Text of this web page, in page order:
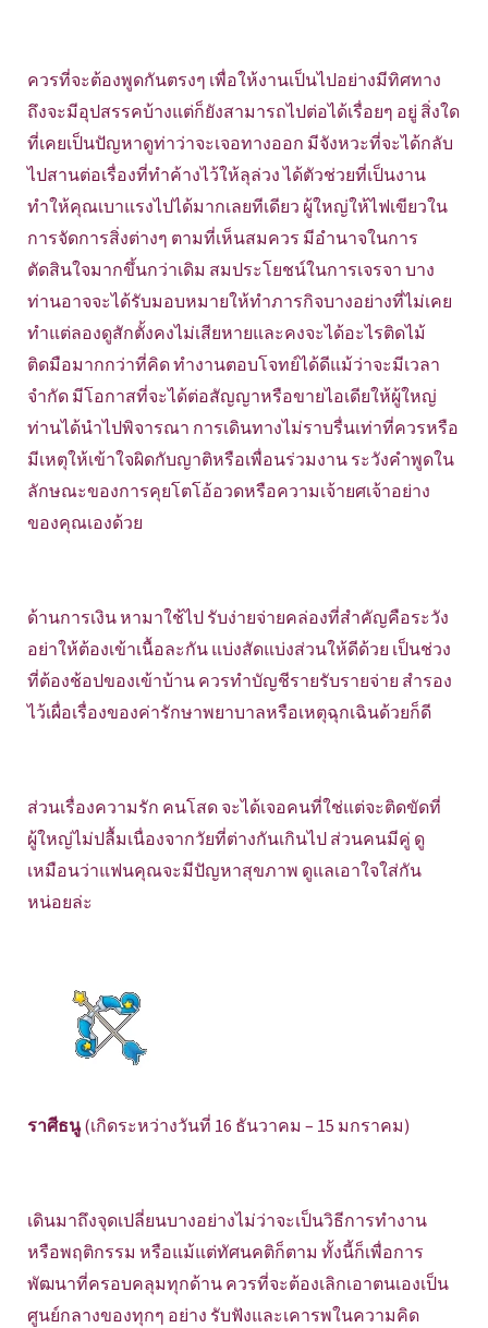
ควรที่จะต้องพูดกันตรงๆ เพื่อให้งานเป็นไปอย่างมีทิศทาง
ถึงจะมีอุปสรรคบ้างแต่ก็ยังสามารถไปต่อได้เรื่อยๆ อยู่ สิ่งใด
ที่เคยเป็นปัญหาดูท่าว่าจะเจอทางออก มีจังหวะที่จะได้กลับ
ไปสานต่อเรื่องที่ทำค้างไว้ให้ลุล่วง ได้ตัวช่วยที่เป็นงาน
ทำให้คุณเบาแรงไปได้มากเลยทีเดียว ผู้ใหญ่ให้ไฟเขียวใน
การจัดการสิ่งต่างๆ ตามที่เห็นสมควร มีอำนาจในการ
ตัดสินใจมากขึ้นกว่าเดิม สมประโยชน์ในการเจรจา บาง
ท่านอาจจะได้รับมอบหมายให้ทำภารกิจบางอย่างที่ไม่เคย
ทำแต่ลองดูสักตั้งคงไม่เสียหายและคงจะได้อะไรติดไม้
ติดมือมากกว่าที่คิด ทำงานตอบโจทย์ได้ดีแม้ว่าจะมีเวลา
จำกัด มีโอกาสที่จะได้ต่อสัญญาหรือขายไอเดียให้ผู้ใหญ่
ท่านได้นำไปพิจารณา การเดินทางไม่ราบรื่นเท่าที่ควรหรือ
มีเหตุให้เข้าใจผิดกับญาติหรือเพื่อนร่วมงาน ระวังคำพูดใน
ลักษณะของการคุยโตโอ้อวดหรือความเจ้ายศเจ้าอย่าง
ของคุณเองด้วย
ด้านการเงิน หามาใช้ไป รับง่ายจ่ายคล่องที่สำคัญคือระวัง
อย่าให้ต้องเข้าเนื้อละกัน แบ่งสัดแบ่งส่วนให้ดีด้วย เป็นช่วง
ที่ต้องช้อปของเข้าบ้าน ควรทำบัญชีรายรับรายจ่าย สำรอง
ไว้เผื่อเรื่องของค่ารักษาพยาบาลหรือเหตุฉุกเฉินด้วยก็ดี
ส่วนเรื่องความรัก คนโสด จะได้เจอคนที่ใช่แต่จะติดขัดที่
ผู้ใหญ่ไม่ปลื้มเนื่องจากวัยที่ต่างกันเกินไป ส่วนคนมีคู่ ดู
เหมือนว่าแฟนคุณจะมีปัญหาสุขภาพ ดูแลเอาใจใส่กัน
หน่อยล่ะ
ราศีธนู(เกิดระหว่างวันที่ 16 ธันวาคม – 15 มกราคม)
เดินมาถึงจุดเปลี่ยนบางอย่างไม่ว่าจะเป็นวิธีการทำงาน
หรือพฤติกรรม หรือแม้แต่ทัศนคติก็ตาม ทั้งนี้ก็เพื่อการ
พัฒนาที่ครอบคลุมทุกด้าน ควรที่จะต้องเลิกเอาตนเองเป็น
ศูนย์กลางของทุกๆ อย่าง รับฟังและเคารพในความคิด